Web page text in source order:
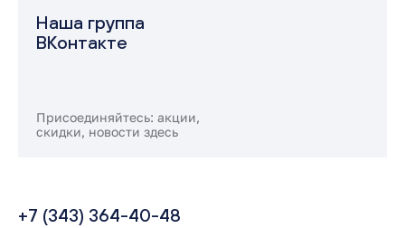
Наша группа
ВКонтакте
Присоединяйтесь: акции,
скидки, новости здесь
+7 (343) 364-40-48